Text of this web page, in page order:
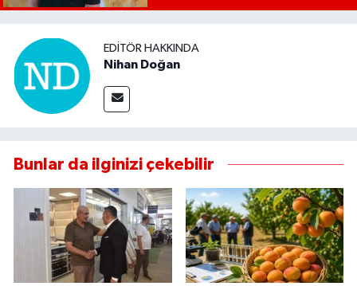
EDITÖR HAKKINDA
Nihan Doğan
Bunlar da ilginizi çekebilir